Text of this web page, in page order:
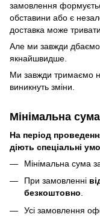
замовлення
обставини або є
доставка може
Але ми завжди
якнайшвидше.
Ми завжди тримаємо
виникнуть зміни.
Мінімальна
На період
діють спеціальні
Мінімальна сума
При замовленні
безкоштовно.
Усі замовлення